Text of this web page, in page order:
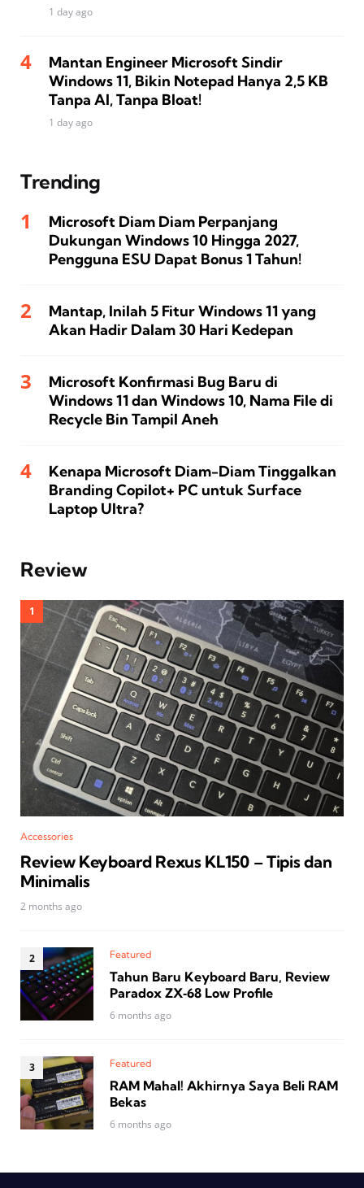
1 day ago
Mantan Engineer Microsoft Sindir
Windows 11, Bikin Notepad Hanya 2,5 KB
Tanpa AI, Tanpa Bloat!
1 day ago
Trending
Microsoft Diam Diam Perpanjang
Dukungan Windows 10 Hingga 2027,
Pengguna ESU Dapat Bonus 1 Tahun!
Mantap, Inilah 5 Fitur Windows 11 yang
Akan Hadir Dalam 30 Hari Kedepan
Microsoft Konfirmasi Bug Baru di
Windows 11 dan Windows 10, Nama File di
Recycle Bin Tampil Aneh
Kenapa Microsoft Diam-Diam Tinggalkan
Branding Copilot+ PC untuk Surface
Laptop Ultra?
Review
Accessories
Review Keyboard Rexus KL150 – Tipis dan
Minimalis
2 months ago
Featured
Tahun Baru Keyboard Baru, Review
Paradox ZX‑68 Low Profile
6 months ago
Featured
RAM Mahal! Akhirnya Saya Beli RAM
Bekas
6 months ago